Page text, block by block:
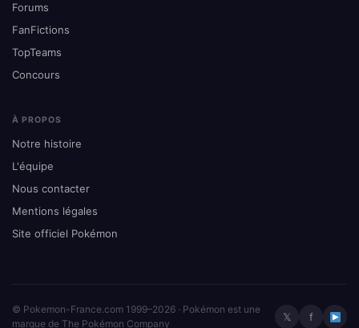
Forums
FanFictions
TopTeams
Concours
À PROPOS
Notre histoire
L'équipe
Nous contacter
Mentions légales
Site officiel Pokémon
© Pokemon-France.com 1999–2026 · Pokémon est une
marque de The Pokémon Company
𝕏 f